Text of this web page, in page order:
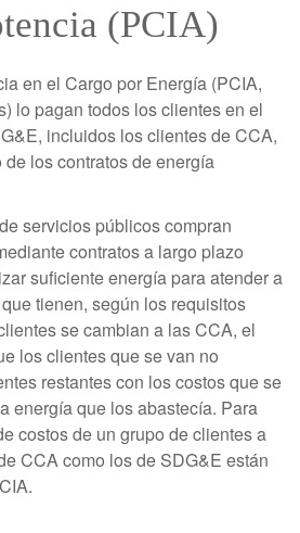
(PCIA)
en el Cargo por Energía (PCIA,
lo pagan todos los clientes en el
incluidos los clientes de CCA,
los contratos de energía
servicios públicos compran
contratos a largo plazo
suficiente energía para atender a
tienen, según los requisitos
se cambian a las CCA, el
los clientes que se van no
restantes con los costos que se
energía que los abastecía. Para
costos de un grupo de clientes a
CCA como los de SDG&E están